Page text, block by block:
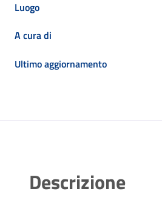
Luogo
A cura di
Ultimo aggiornamento
Descrizione